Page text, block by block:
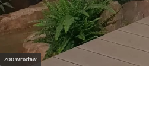
ZOO Wrocław